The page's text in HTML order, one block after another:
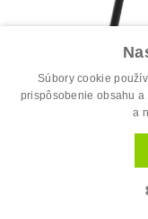
Jedálenská stolička,
Súbory cookie
prispôsobenie obsahu
a